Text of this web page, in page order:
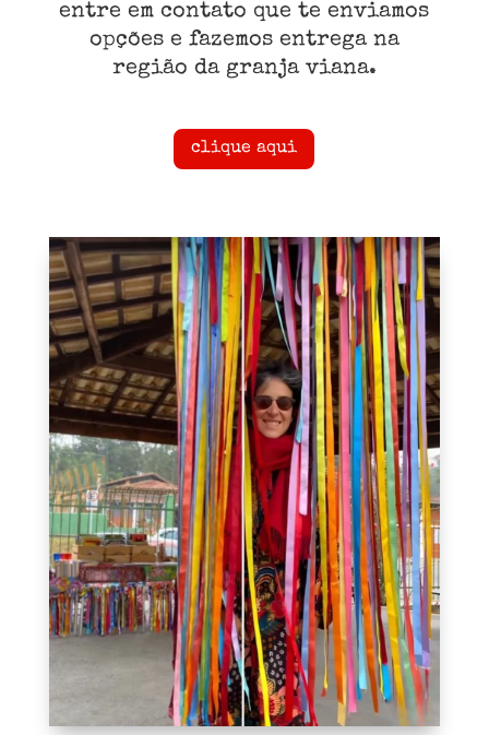
entre em contato que te enviamos
opções e fazemos entrega na
região da granja viana.
clique aqui